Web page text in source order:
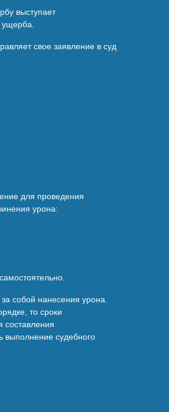
выступает
свое заявление в суд
для проведения
урона:
собой нанесения урона.
то сроки
составления
выполнение судебного